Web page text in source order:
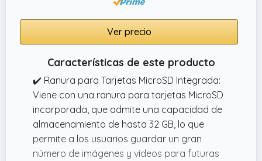
cuello en comparación con el ocular
Ver precio
Características de este producto
✔️ Ranura para Tarjetas MicroSD Integrada:
Viene con una ranura para tarjetas MicroSD
incorporada, que admite una capacidad de
almacenamiento de hasta 32 GB, lo que
permite a los usuarios guardar un gran
número de imágenes y vídeos para futuras